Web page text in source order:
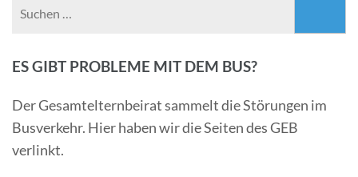
ES GIBT PROBLEME MIT DEM BUS?
Der Gesamtelternbeirat sammelt die Störungen im
Busverkehr. Hier haben wir die Seiten des GEB
verlinkt.